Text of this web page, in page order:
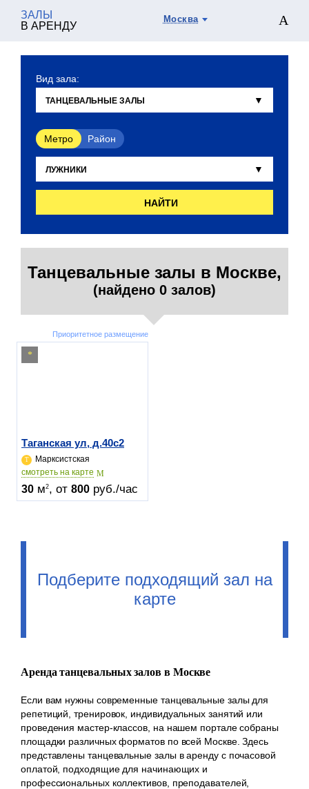
ЗАЛЫ
В АРЕНДУ
Москва
Вид зала:
Метро Район
НАЙТИ
Танцевальные залы в Москве,
(найдено 0 залов)
Приоритетное размещение
Таганская ул, д.40c2
Марксистская
cмотреть на карте
30 м2, от 800 руб./час
Подберите подходящий зал на
карте
Аренда танцевальных залов в Москве
Если вам нужны современные танцевальные залы для
репетиций, тренировок, индивидуальных занятий или
проведения мастер-классов, на нашем портале собраны
площадки различных форматов по всей Москве. Здесь
представлены танцевальные залы в аренду с почасовой
оплатой, подходящие для начинающих и
профессиональных коллективов, преподавателей,